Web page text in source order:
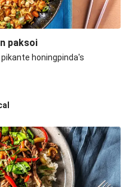
paksoi
honingpinda's